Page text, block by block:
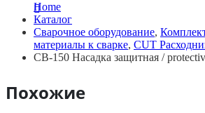
Home
Каталог
Сварочное оборудование,
материалы к сварке, CUT
CB-150 Насадка защитная /
Похожие